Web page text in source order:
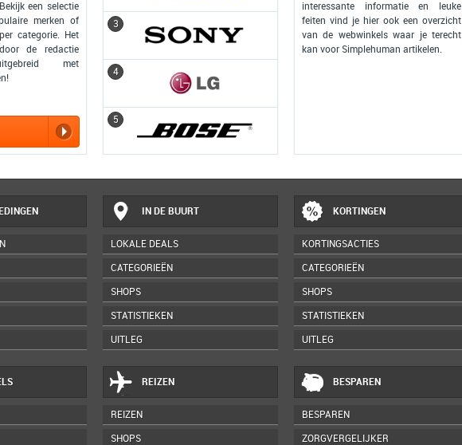
een selectie
merken of
categorie. Het
de redactie
met
3
4
5
3
interessante informatie en leuke
feiten vind je hier ook een overzicht
van de webwinkels waar je terecht
kan voor Simplehuman artikelen.
IN DE BUURT
LOKALE DEALS
CATEGORIEËN
SHOPS
STATISTIEKEN
UITLEG
KORTINGEN
KORTINGSACTIES
CATEGORIEËN
SHOPS
STATISTIEKEN
UITLEG
REIZEN
REIZEN
SHOPS
BESPAREN
BESPAREN
ZORGVERGELIJKER